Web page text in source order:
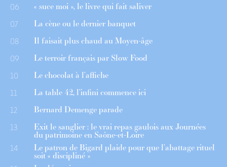
06 « suce moi », le livre qui fait saliver
07 La cène ou le dernier banquet
08 Il faisait plus chaud au Moyen-âge
09 Le terroir français par Slow Food
10 Le chocolat à l’affiche
11 La table 42, l’infini commence ici
12 Bernard Demenge parade
13 Exit le sanglier : le vrai repas gaulois aux Journées
du patrimoine en Saône-et-Loire
14 Le patron de Bigard plaide pour que l’abattage rituel
soit « discipliné »